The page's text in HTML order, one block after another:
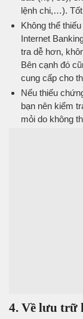
lệnh chi,…).
Không thể
Internet
tra dễ hơn,
Bên cạnh đó
cung cấp cho
Nếu thiếu
bạn nên kiểm
mỏi do không
4. Về lưu trữ